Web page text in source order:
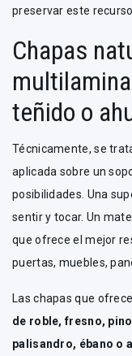
preservar este
Chapas
teñido o
Técnicamente, se
aplicada sobre un
posibilidades. Una
sentir y tocar. Un
que ofrece el mejor
puertas, muebles,
Las chapas que
de roble, fresno,
palisandro, ébano o